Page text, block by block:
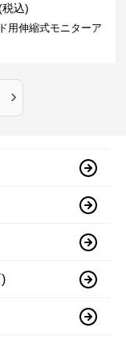
税込)
用伸縮式モニターア
›